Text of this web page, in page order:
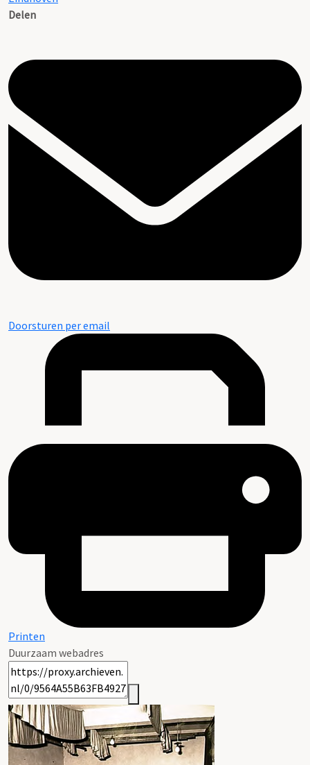
Delen
Doorsturen per email
Printen
Duurzaam webadres